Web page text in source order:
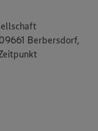
Berbersdorf,